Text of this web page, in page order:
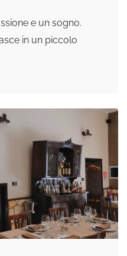
e un sogno.
in un piccolo